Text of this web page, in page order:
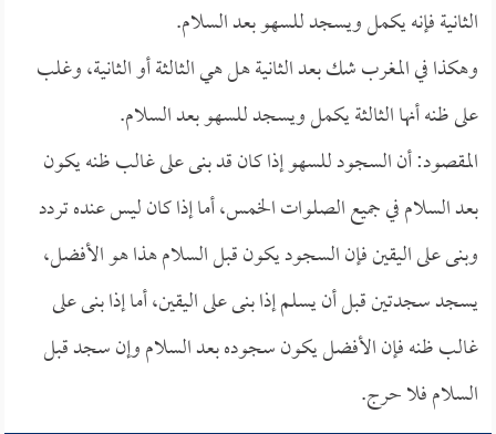
الثانية فإنه يكمل ويسجد للسهو بعد السلام.
وهكذا في المغرب شك بعد الثانية هل هي الثالثة أو الثانية، وغلب
على ظنه أنها الثالثة يكمل ويسجد للسهو بعد السلام.
المقصود: أن السجود للسهو إذا كان قد بنى على غالب ظنه يكون
بعد السلام في جميع الصلوات الخمس، أما إذا كان ليس عنده تردد
وبنى على اليقين فإن السجود يكون قبل السلام هذا هو الأفضل،
يسجد سجدتين قبل أن يسلم إذا بنى على اليقين، أما إذا بنى على
غالب ظنه فإن الأفضل يكون سجوده بعد السلام وإن سجد قبل
السلام فلا حرج.